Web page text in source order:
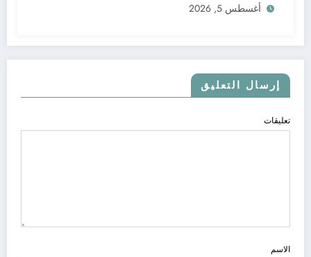
أغسطس 5, 2026
إرسال التعليق
تعليقات
الاسم